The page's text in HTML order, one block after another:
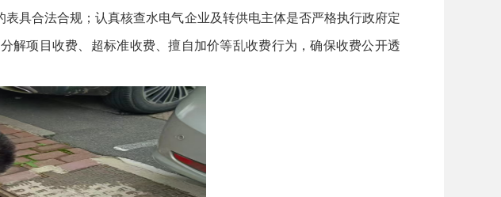
具合法合规；认真核查水电气企业及转供电主体是否严格执行政府定
解项目收费、超标准收费、擅自加价等乱收费行为，确保收费公开透